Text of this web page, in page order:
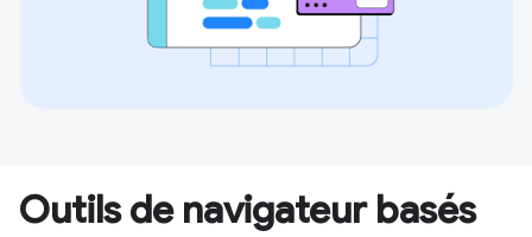
Outils de navigateur basés